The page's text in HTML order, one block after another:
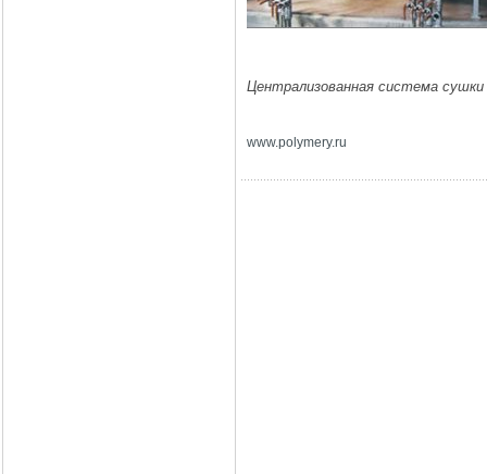
Централизованная система сушки
www.polymery.ru